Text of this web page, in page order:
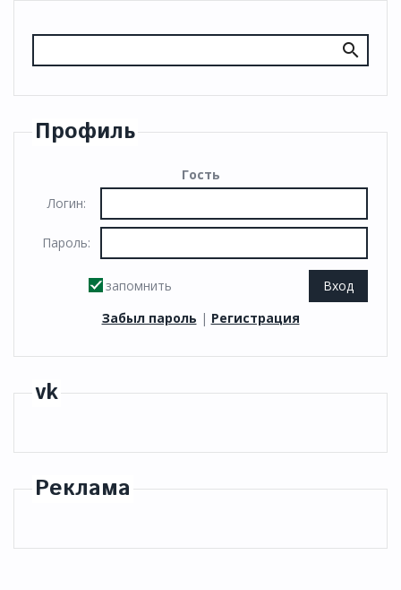
Профиль
Гость
Логин:
Пароль:
запомнить
Забыл пароль | Регистрация
vk
Реклама